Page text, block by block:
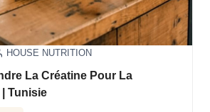
HOUSE NUTRITION
La Créatine Pour La
Tunisie